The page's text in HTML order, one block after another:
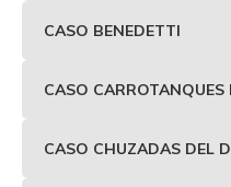
CASO BENEDETTI
CASO CARROTANQUES
CASO CHUZADAS DEL